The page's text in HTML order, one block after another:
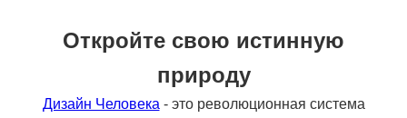
Откройте свою истинную
природу
Дизайн Человека - это революционная система